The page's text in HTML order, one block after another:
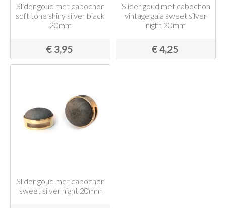
Slider goud met cabochon
soft tone shiny silver black
20mm
€ 3,95
Slider goud met cabochon
vintage gala sweet silver
night 20mm
€ 4,25
Slider goud met cabochon
sweet silver night 20mm